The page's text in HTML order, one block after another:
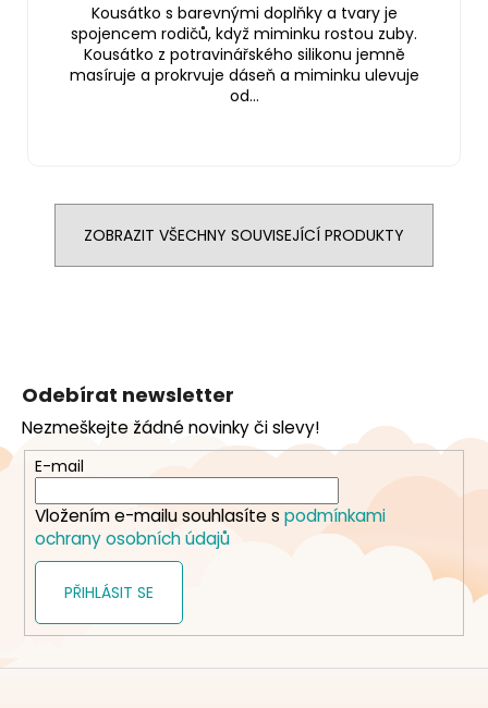
Kousátko s barevnými doplňky a tvary je
spojencem rodičů, když miminku rostou zuby.
Kousátko z potravinářského silikonu jemně
masíruje a prokrvuje dáseň a miminku ulevuje
od...
ZOBRAZIT VŠECHNY SOUVISEJÍCÍ PRODUKTY
a
t
Odebírat newsletter
Nezmeškejte žádné novinky či slevy!
E-mail
Vložením e-mailu souhlasíte s podmínkami
ochrany osobních údajů
PŘIHLÁSIT SE